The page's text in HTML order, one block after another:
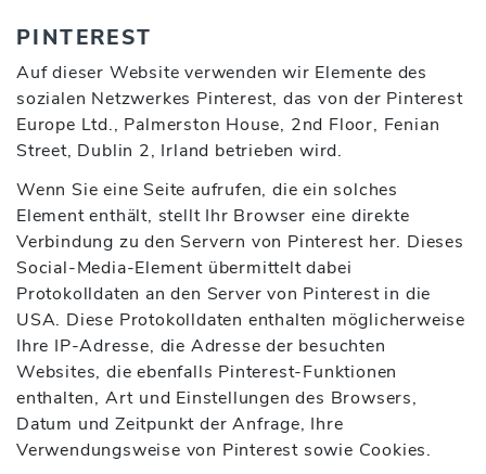
PINTEREST
Auf dieser Website verwenden wir Elemente des
sozialen Netzwerkes Pinterest, das von der Pinterest
Europe Ltd., Palmerston House, 2nd Floor, Fenian
Street, Dublin 2, Irland betrieben wird.
Wenn Sie eine Seite aufrufen, die ein solches
Element enthält, stellt Ihr Browser eine direkte
Verbindung zu den Servern von Pinterest her. Dieses
Social-Media-Element übermittelt dabei
Protokolldaten an den Server von Pinterest in die
USA. Diese Protokolldaten enthalten möglicherweise
Ihre IP-Adresse, die Adresse der besuchten
Websites, die ebenfalls Pinterest-Funktionen
enthalten, Art und Einstellungen des Browsers,
Datum und Zeitpunkt der Anfrage, Ihre
Verwendungsweise von Pinterest sowie Cookies.